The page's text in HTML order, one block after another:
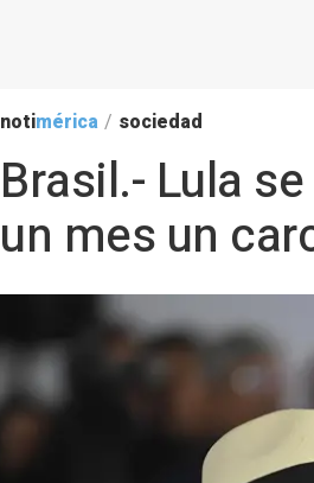
notimérica / sociedad
Brasil.- Lula
un mes un